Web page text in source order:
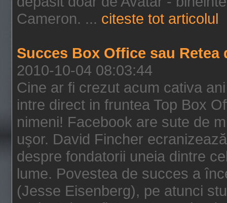
Cameron. ... citeste tot articolul
Succes Box Office sau Retea
2010-10-04 08:03:44
Cine ar fi crezut acum cativa
intre direct in fruntea Top Box
nimeni! Facebook are sute de
uşor. David Fincher
despre fondatorii uneia dintre
lume. Povestea de succes a
(Jesse Eisenberg), pe atunci